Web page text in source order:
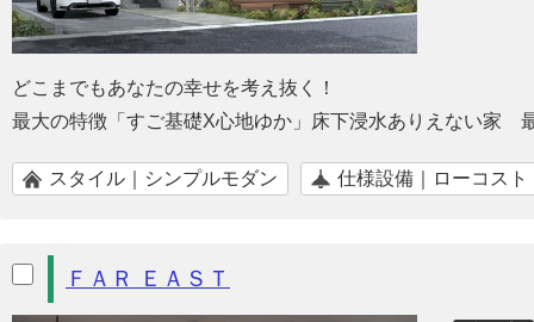
どこまでもあなたの幸せを考え抜く！
最大の特徴「すご基礎X心地ゆか」床下浸水ありえない
スタイル｜シンプルモダン 仕様設備｜ローコスト
ＦＡＲ ＥＡＳＴ